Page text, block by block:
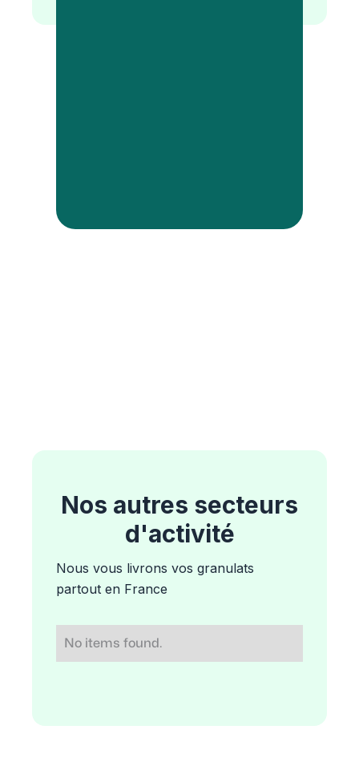
Nos autres secteurs
d'activité
Nous vous livrons vos granulats
partout en France
No items found.